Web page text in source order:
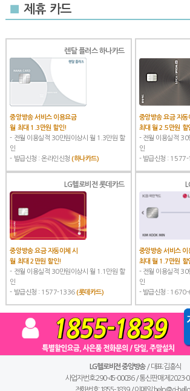
■제휴 카드
렌탈 플러스 하나카드
중앙방송 서비스 이용요금
월 최대 1.3만원 할인!
- 전월 이용실적 30만원이상시 월 1.3만원 할
인
- 발급신청 : 온라인신청(하나카드)
중앙방송 요금 자동
최대 월 2.5만원 할
- 전월 이용실적 30
인
- 발급신청 :
LG헬로비전 롯데카드
중앙방송 요금 자동이체 시
월 최대 2만원 할인!
- 전월 이용실적 30만원이상시 월 1.1만원 할
인
- 발급신청 : 1577-1336(롯데카드)
중앙방송 서비스 이
최대 월 1.7만원 할
- 전월 이용실적 30
인
- 발급신청 :
LG헬로비전 중앙방송/ 대표:김흥식
사업자번호:290-45-00036 / 통신판매:제2023-